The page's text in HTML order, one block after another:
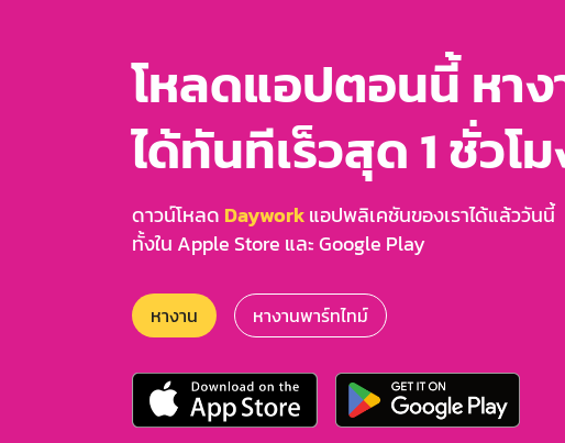
โหลดแอปตอนนี้ หาง
ได้ทันทีเร็วสุด 1 ชั่วโ
ดาวน์โหลด Dayworkแอปพลิเคชันของเราได้แล้ววันนี้
ทั้งใน Apple Store และ Google Play
หางาน หางานพาร์ทไทม์